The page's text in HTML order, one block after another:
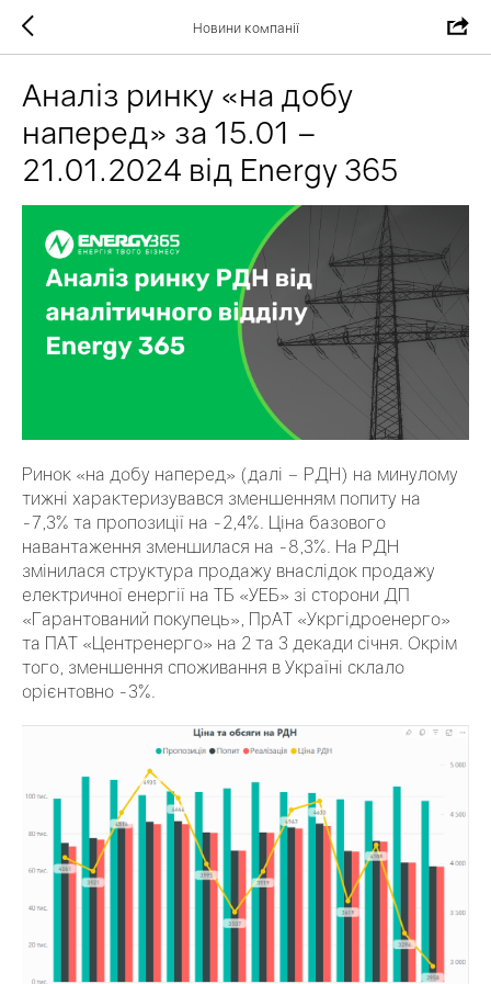
Новини компанії
Аналіз ринку «на добу
наперед» за 15.01 –
21.01.2024 від Energy 365
Ринок «на добу наперед» (далі – РДН) на минулому
тижні характеризувався зменшенням попиту на
-7,3% та пропозиції на -2,4%. Ціна базового
навантаження зменшилася на -8,3%. На РДН
змінилася структура продажу внаслідок продажу
електричної енергії на ТБ «УЕБ» зі сторони ДП
«Гарантований покупець», ПрАТ «Укргідроенерго»
та ПАТ «Центренерго» на 2 та 3 декади січня. Окрім
того, зменшення споживання в Україні склало
орієнтовно -3%.